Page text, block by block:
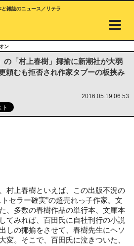
雑誌のニュース／リテラ
ン
の「村上春樹」揶揄に新潮社が大弱
頼むも拒否され作家タブーの板挟み
2016.05.19 06:53
村上春樹といえば、この出版不況の
セラー確実”の超売れっ子作家。文
、多数の春樹作品の単行本、文庫本
てみれば、百田氏に自社刊行の小説
しの揶揄をさせて、春樹先生にヘソ
変。そこで、百田氏に泣きついた、